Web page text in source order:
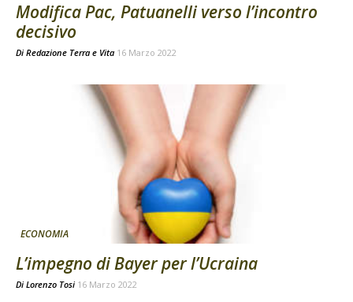
Modifica Pac, Patuanelli verso l’incontro
decisivo
Di Redazione Terra e Vita 16 Marzo 2022
ECONOMIA
L’impegno di Bayer per l’Ucraina
Di Lorenzo Tosi 16 Marzo 2022